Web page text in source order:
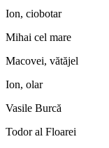
Ion, ciobotar
Mihai cel mare
Macovei, vătăjel
Ion, olar
Vasile Burcă
Todor al Floarei